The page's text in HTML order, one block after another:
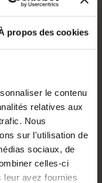
propos des cookies
le contenu
relatives aux
Nous
sur l'utilisation de
sociaux, de
celles-ci
leur avez fournies
Voici les
etc.)
etc.)
durs, SSD, etc.)